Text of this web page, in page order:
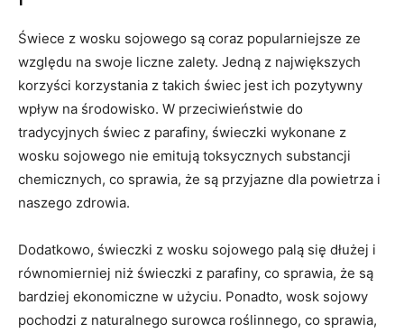
Świece z wosku sojowego ⁢są coraz popularniejsze ze
⁢względu na​ swoje liczne⁣ zalety. Jedną z największych‌
korzyści ⁤korzystania z‌ takich świec jest ich‍ pozytywny
wpływ ⁣na‍ środowisko. W przeciwieństwie‌ do
tradycyjnych świec z⁤ parafiny,‍ świeczki wykonane z⁢
wosku sojowego nie emitują toksycznych ⁢substancji
chemicznych, co sprawia, że​ są⁢ przyjazne dla powietrza⁤ i
naszego zdrowia.
Dodatkowo, ⁢świeczki z wosku ⁤sojowego palą‍ się dłużej i
równomierniej niż świeczki z parafiny, co sprawia, że są​
bardziej ekonomiczne w użyciu. Ponadto, wosk sojowy
pochodzi z naturalnego surowca⁢ roślinnego, co sprawia,